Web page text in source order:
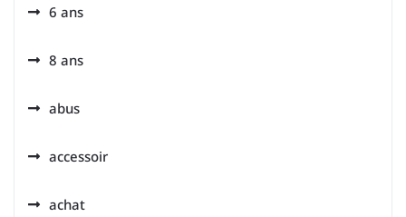
6 ans
8 ans
abus
accessoir
achat